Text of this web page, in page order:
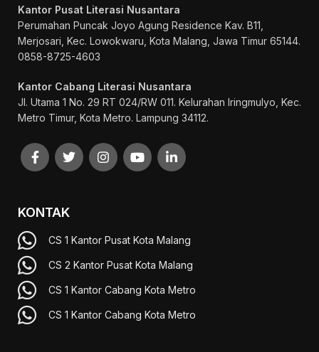
Kantor Pusat Literasi Nusantara
Perumahan Puncak Joyo Agung Residence Kav. B11,
Merjosari, Kec. Lowokwaru, Kota Malang, Jawa Timur 65144.
0858-8725-4603
Kantor Cabang Literasi Nusantara
Jl. Utama 1 No. 29 RT 024/RW 011. Kelurahan Iringmulyo, Kec.
Metro Timur, Kota Metro. Lampung 34112.
KONTAK
CS 1 Kantor Pusat Kota Malang
CS 2 Kantor Pusat Kota Malang
CS 1 Kantor Cabang Kota Metro
CS 1 Kantor Cabang Kota Metro